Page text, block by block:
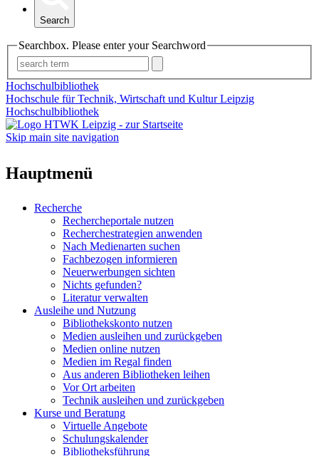
Search
Searchbox. Please enter your Searchword
Hochschulbibliothek
Hochschule für Technik, Wirtschaft und Kultur Leipzig
Hochschulbibliothek
Skip main site navigation
Hauptmenü
Recherche
Rechercheportale nutzen
Recherchestrategien anwenden
Nach Medienarten suchen
Fachbezogen informieren
Neuerwerbungen sichten
Nichts gefunden?
Literatur verwalten
Ausleihe und Nutzung
Bibliothekskonto nutzen
Medien ausleihen und zurückgeben
Medien online nutzen
Medien im Regal finden
Aus anderen Bibliotheken leihen
Vor Ort arbeiten
Technik ausleihen und zurückgeben
Kurse und Beratung
Virtuelle Angebote
Schulungskalender
Bibliotheksführung